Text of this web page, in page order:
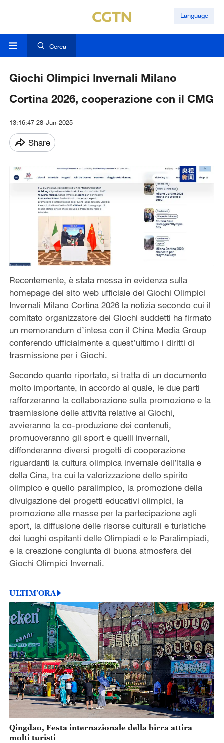
Language
Cerca
Giochi Olimpici Invernali Milano
Cortina 2026, cooperazione con il CMG
13:16:47 28-Jun-2025
Share
Recentemente, è stata messa in evidenza sulla
homepage del sito web ufficiale dei Giochi Olimpici
Invernali Milano Cortina 2026 la notizia secondo cui il
comitato organizzatore dei Giochi suddetti ha firmato
un memorandum d’intesa con il China Media Group
conferendo ufficialmente a quest’ultimo i diritti di
trasmissione per i Giochi.
Secondo quanto riportato, si tratta di un documento
molto importante, in accordo al quale, le due parti
rafforzeranno la collaborazione sulla promozione e la
trasmissione delle attività relative ai Giochi,
avvieranno la co-produzione dei contenuti,
promuoveranno gli sport e quelli invernali,
diffonderanno diversi progetti di cooperazione
riguardanti la cultura olimpica invernale dell’Italia e
della Cina, tra cui la valorizzazione dello spirito
olimpico e quello paralimpico, la promozione della
divulgazione dei progetti educativi olimpici, la
promozione alle masse per la partecipazione agli
sport, la diffusione delle risorse culturali e turistiche
dei luoghi ospitanti delle Olimpiadi e le Paralimpiadi,
e la creazione congiunta di buona atmosfera dei
Giochi Olimpici Invernali.
ULTIM'ORA
Qingdao, Festa internazionale della birra attira
molti turisti